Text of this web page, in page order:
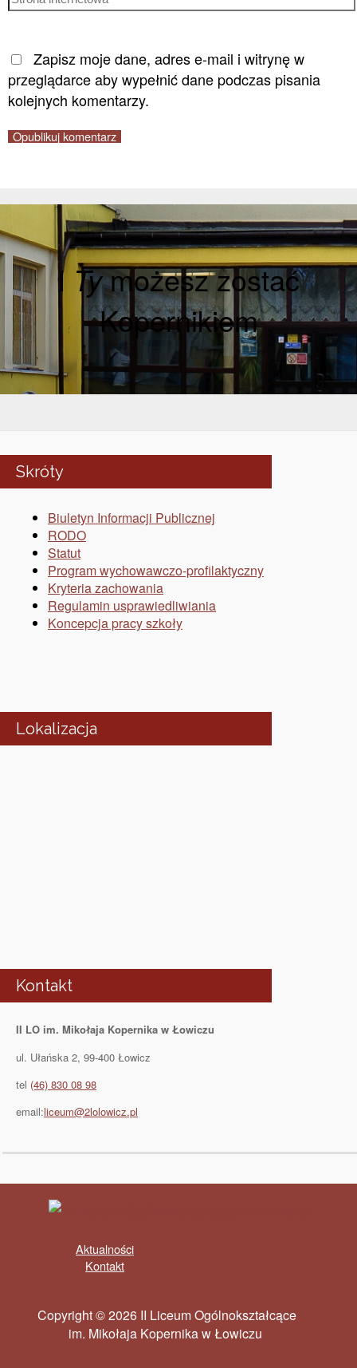
Zapisz moje dane, adres e-mail i witrynę w
przeglądarce aby wypełnić dane podczas pisania
kolejnych komentarzy.
I Tymożesz zostać
Kopernikiem
Skróty
Biuletyn Informacji Publicznej
RODO
Statut
Program wychowawczo-profilaktyczny
Kryteria zachowania
Regulamin usprawiedliwiania
Koncepcja pracy szkoły
Lokalizacja
Kontakt
II LO im. Mikołaja Kopernika w Łowiczu
ul. Ułańska 2, 99-400 Łowicz
tel (46) 830 08 98
email:liceum@2lolowicz.pl
Aktualności
Kontakt
Copyright © 2026 II Liceum Ogólnokształcące
im. Mikołaja Kopernika w Łowiczu